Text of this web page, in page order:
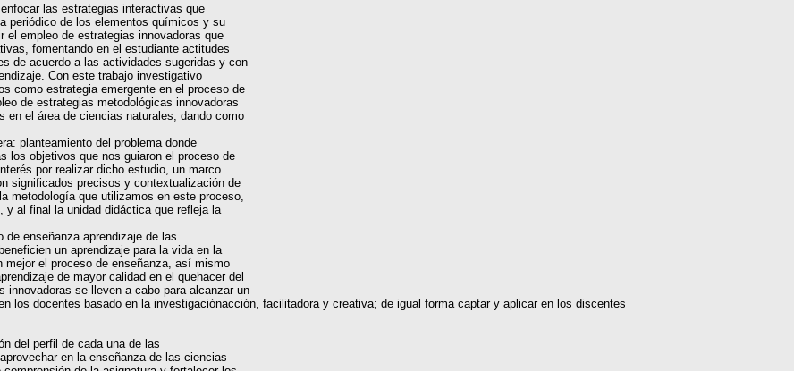
las estrategias interactivas que
periódico de los elementos químicos y su
empleo de estrategias innovadoras que
fomentando en el estudiante actitudes
de acuerdo a las actividades sugeridas y con
Con este trabajo investigativo
como estrategia emergente en el proceso de
de estrategias metodológicas innovadoras
en el área de ciencias naturales, dando como
planteamiento del problema donde
los objetivos que nos guiaron el proceso de
por realizar dicho estudio, un marco
significados precisos y contextualización de
metodología que utilizamos en este proceso,
y al final la unidad didáctica que refleja la
enseñanza aprendizaje de las
un aprendizaje para la vida en la
el proceso de enseñanza, así mismo
de mayor calidad en el quehacer del
se lleven a cabo para alcanzar un
los docentes basado en la investigaciónacción, facilitadora y creativa; de igual forma captar y aplicar en los discentes
del perfil de cada una de las
en la enseñanza de las ciencias